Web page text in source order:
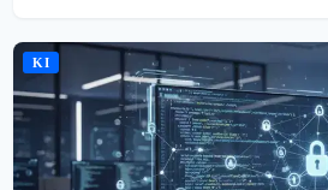
KI